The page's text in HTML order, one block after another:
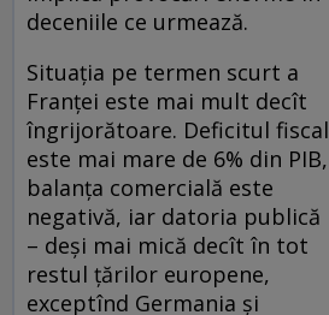
deceniile ce urmează.
Situaţia pe termen scurt a
Franţei este mai mult decît
îngrijorătoare. Deficitul fiscal
este mai mare de 6% din PIB,
balanţa comercială este
negativă, iar datoria publică
– deşi mai mică decît în tot
restul ţărilor europene,
exceptînd Germania şi